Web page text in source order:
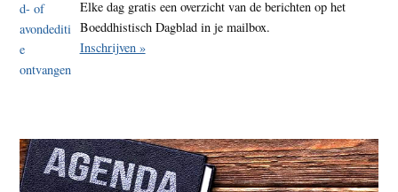
Elke dag gratis een overzicht van de berichten op het
Boeddhistisch Dagblad in je mailbox.
Inschrijven »